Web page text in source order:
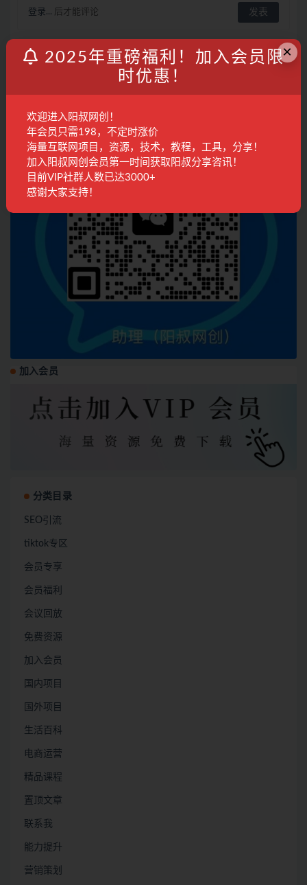
登录... 后才能评论
联系客服
加入会员
分类目录
SEO引流
tiktok专区
会员专享
会员福利
会议回放
免费资源
加入会员
国内项目
国外项目
生活百科
电商运营
精品课程
置顶文章
联系我
能力提升
营销策划
×
2025年重磅福利！加入会员限
时优惠！
欢迎进入阳叔网创！
年会员只需198，不定时涨价
海量互联网项目，资源，技术，教程，工具，分享！
加入阳叔网创会员第一时间获取阳叔分享咨讯！
目前VIP社群人数已达3000+
感谢大家支持！